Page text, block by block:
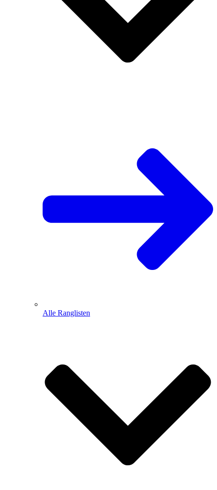
Alle Ranglisten